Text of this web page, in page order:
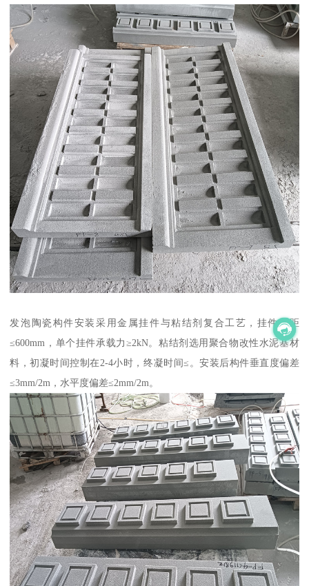
发泡陶瓷构件安装采用金属挂件与粘结剂复合工艺，挂件间距
≤600mm，单个挂件承载力≥2kN。粘结剂选用聚合物改性水泥基材
料，初凝时间控制在2-4小时，终凝时间≤。安装后构件垂直度偏差
≤3mm/2m，水平度偏差≤2mm/2m。